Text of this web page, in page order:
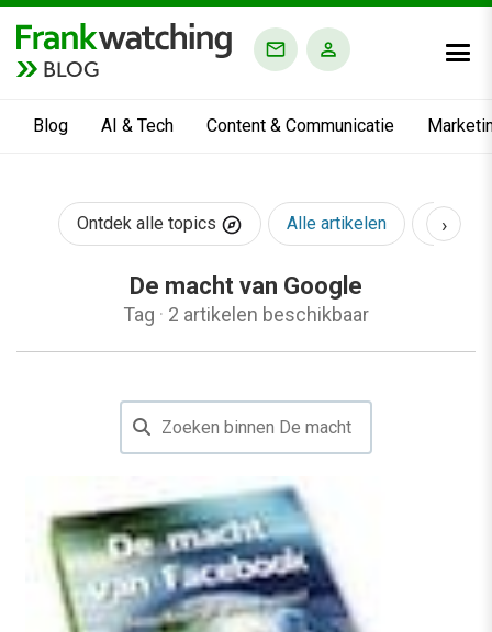
BLOG
Blog AI & Tech Content & Communicatie
Ontdek alle topics Alle artikelen AI &
›
De macht van Google
Tag · 2 artikelen beschikbaar